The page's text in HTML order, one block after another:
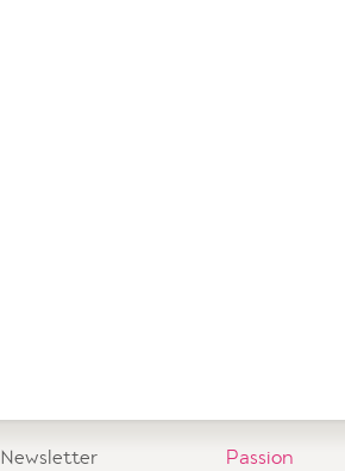
Newsletter Passion